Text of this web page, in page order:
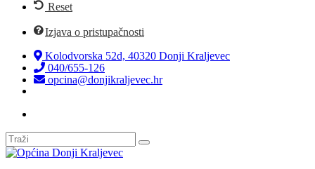
Reset
Izjava o pristupačnosti
Kolodvorska 52d, 40320 Donji Kraljevec
040/655-126
opcina@donjikraljevec.hr